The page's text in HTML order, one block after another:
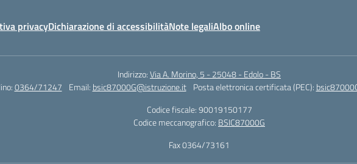
privacyDichiarazione di accessibilitàNote legaliAlbo online
Indirizzo:Via A. Morino, 5 - 25048 - Edolo - BS
0364/71247 Email: bsic87000G@istruzione.it Posta elettronica certificata (PEC):
Codice fiscale: 90019150177
Codice meccanografico: BSIC87000G
Fax 0364/73161